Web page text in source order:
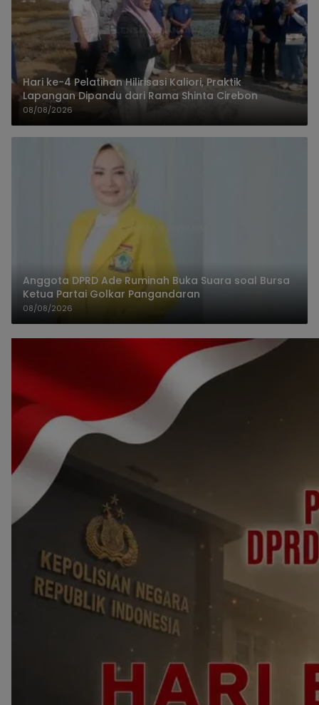
Hari ke-4 Pelatihan Hilirisasi Kaliori, Praktik
Lapangan Dipandu dari Rama Shinta Cirebon
08/08/2026
Anggota DPRD Ade Ruminah Buka Suara soal Bursa
Ketua Partai Golkar Pangandaran
08/08/2026